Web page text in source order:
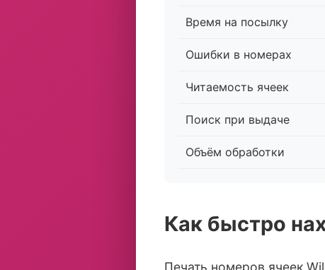
Время на посылку
Ошибки в номерах
Читаемость ячеек
Поиск при выдаче
Объём обработки
Как быстро
Печать номеров ячеек